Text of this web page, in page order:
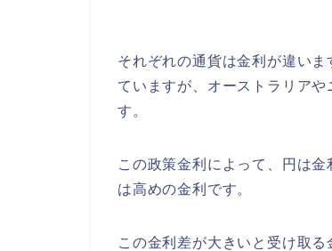
それぞれの通貨は金利が違い
ていますが、オーストラリア
す。
この政策金利によって、円は
は高めの金利です。
この金利差が大きいと受け取